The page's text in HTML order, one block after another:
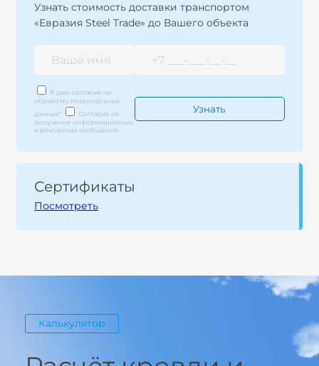
Узнать стоимость доставки транспортом
«Евразия Steel Trade» до Вашего объекта
Я даю согласие на
обработку персональных
данных*
Согласие на
получение информационных
и рекламных сообщений
Сертификаты
Посмотреть
Калькулятор